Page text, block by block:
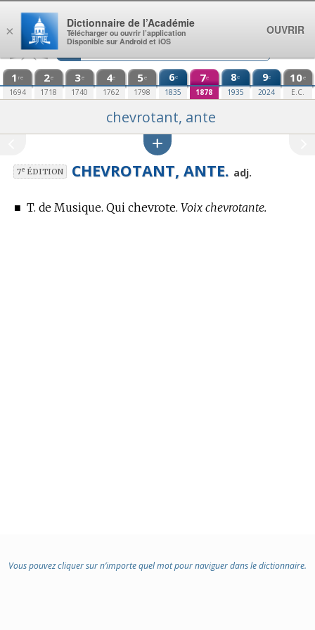
Aller au contenu
1 re
1694
2e
1718
3e
1740
4e
1762
5e
1798
6e
1835
7e
1878
8e
1935
9e
2024
10e
E.C.
chevrotant, ante
7eÉDITION CHEVROTANT, ANTE. adj.
■ T. de Musique. Qui chevrote. Voix chevrotante.
Vous pouvez cliquer sur n’importe quel mot pour naviguer dans le dictionnaire.
×
Dictionnaire de l’Académie
Télécharger ou ouvrir l’application
Disponible sur Android et iOS
OUVRIR